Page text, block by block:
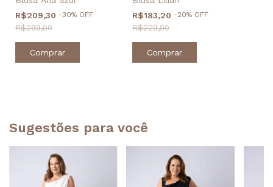
R$209,30 -30% OFF
R$299,00
Comprar
R$183,20 -20% OFF
R$229,00
Comprar
Sugestões para você